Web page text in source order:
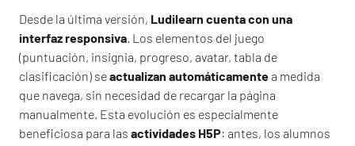
Desde la última versión, Ludilearn cuenta con una
interfaz responsiva . Los elementos del juego
(puntuación, insignia, progreso, avatar, tabla de
clasificación) seactualizan automáticamentea medida
que navega, sin necesidad de recargar la página
manualmente. Esta evolución es especialmente
beneficiosa para las actividades H5P: antes, los alumnos